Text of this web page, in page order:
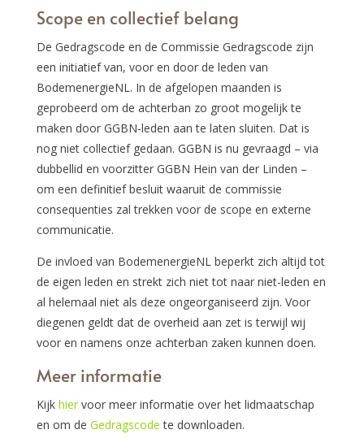
Scope en collectief belang
De Gedragscode en de Commissie Gedragscode zijn
een initiatief van, voor en door de leden van
BodemenergieNL. In de afgelopen maanden is
geprobeerd om de achterban zo groot mogelijk te
maken door GGBN-leden aan te laten sluiten. Dat is
nog niet collectief gedaan. GGBN is nu gevraagd – via
dubbellid en voorzitter GGBN Hein van der Linden –
om een definitief besluit waaruit de commissie
consequenties zal trekken voor de scope en externe
communicatie.
De invloed van BodemenergieNL beperkt zich altijd tot
de eigen leden en strekt zich niet tot naar niet-leden en
al helemaal niet als deze ongeorganiseerd zijn. Voor
diegenen geldt dat de overheid aan zet is terwijl wij
voor en namens onze achterban zaken kunnen doen.
Meer informatie
Kijk hiervoor meer informatie over het lidmaatschap
en om de Gedragscode te downloaden.